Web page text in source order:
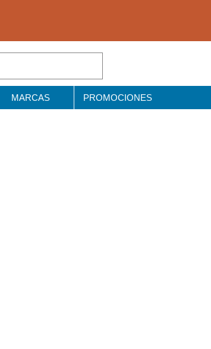
MARCAS PROMOCIONES